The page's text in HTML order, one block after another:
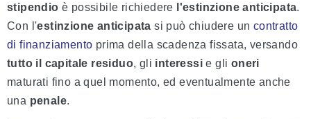
stipendio è possibile richiedere l'estinzione anticipata.
Con l'estinzione anticipatasi può chiudere un contratto
di finanziamento prima della scadenza fissata, versando
tutto il capitale residuo, gli interessi e gli oneri
maturati fino a quel momento, ed eventualmente anche
una penale.